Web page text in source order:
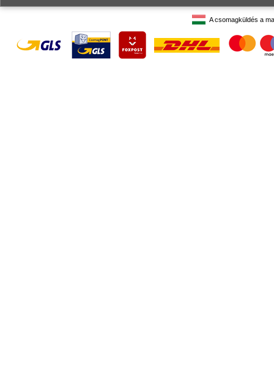
A csomagküldés a